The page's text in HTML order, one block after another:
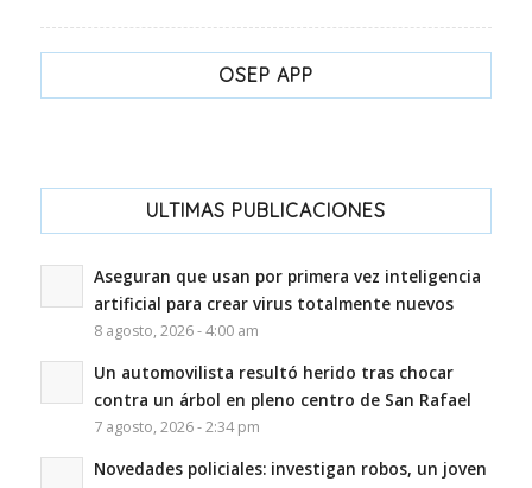
OSEP APP
ULTIMAS PUBLICACIONES
Aseguran que usan por primera vez inteligencia
artificial para crear virus totalmente nuevos
8 agosto, 2026 - 4:00 am
Un automovilista resultó herido tras chocar
contra un árbol en pleno centro de San Rafael
7 agosto, 2026 - 2:34 pm
Novedades policiales: investigan robos, un joven